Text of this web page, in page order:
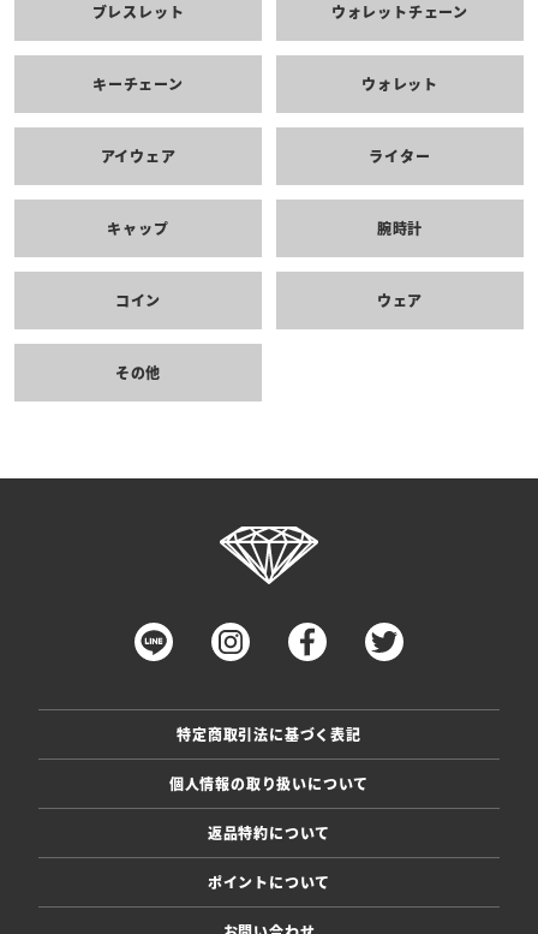
ブレスレット ウォレットチェーン
キーチェーン ウォレット
アイウェア ライター
キャップ 腕時計
コイン ウェア
その他
特定商取引法に基づく表記
個人情報の取り扱いについて
返品特約について
ポイントについて